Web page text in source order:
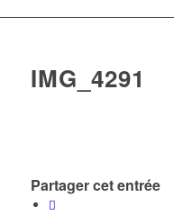
IMG_4291
Partager cet entrée